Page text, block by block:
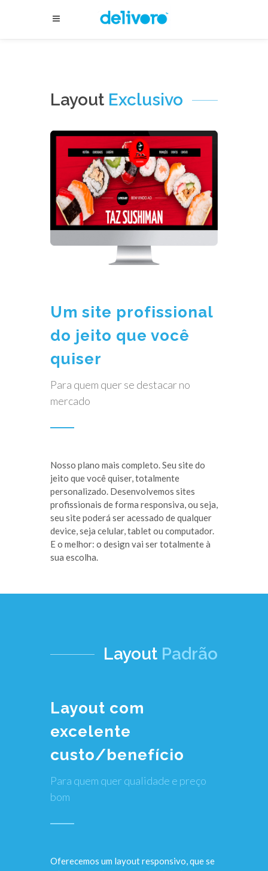
Layout Exclusivo
Um site profissional
do jeito que você
quiser
Para quem quer se destacar no
mercado
Nosso plano mais completo. Seu site do
jeito que você quiser, totalmente
personalizado. Desenvolvemos sites
profissionais de forma responsiva, ou seja,
seu site poderá ser acessado de qualquer
device, seja celular, tablet ou computador.
E o melhor: o design vai ser totalmente à
sua escolha.
Layout Padrão
Layout com
excelente
custo/benefício
Para quem quer qualidade e preço
bom
Oferecemos um layout responsivo, que se